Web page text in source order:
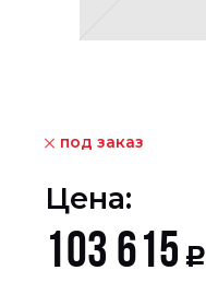
под заказ
Цена:
103 615 Р